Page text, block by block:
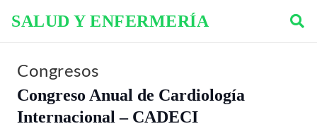
SALUD Y ENFERMERÍA
Congresos
Congreso Anual de Cardiología
Internacional – CADECI